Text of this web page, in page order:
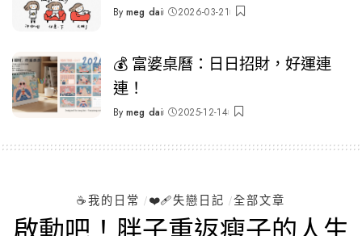
Posted
By meg dai 2026-03-21
💰 富婆桌曆：日日招財，好運連
連！
Posted
By meg dai 2025-12-14
☕️我的日常 ❤️‍🩹失戀日記 全部文章